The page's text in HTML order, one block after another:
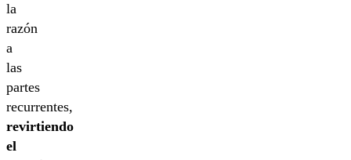
la
razón
a
las
partes
recurrentes,
revirtiendo
el